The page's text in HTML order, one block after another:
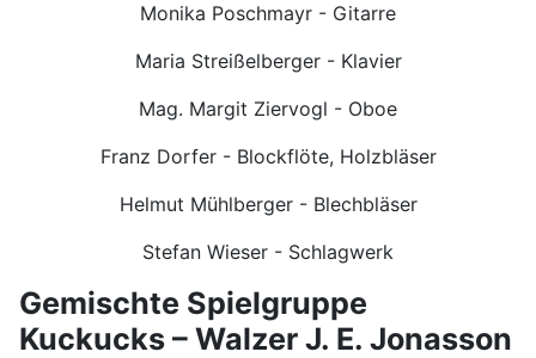
Monika Poschmayr - Gitarre
Maria Streißelberger - Klavier
Mag. Margit Ziervogl - Oboe
Franz Dorfer - Blockflöte, Holzbläser
Helmut Mühlberger - Blechbläser
Stefan Wieser - Schlagwerk
Gemischte Spielgruppe
Kuckucks – Walzer J. E. Jonasson